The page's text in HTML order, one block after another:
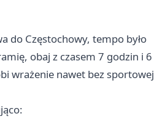
do Częstochowy, tempo było
obaj z czasem 7 godzin i 6
wrażenie nawet bez sportowej